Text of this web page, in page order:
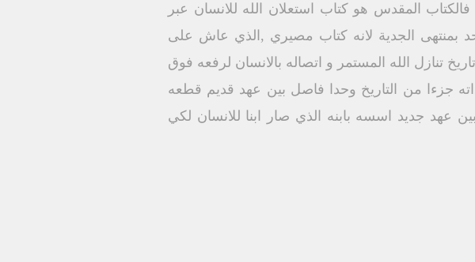
المقدس هو كتاب استعلان الله للانسان عبر
بمنتهى الجدية لانه كتاب مصيري ,الذي عاش على
تنازل الله المستمر و اتصاله بالانسان لرفعه فوق
جزءا من التاريخ وحدا فاصل بين عهد قديم قطعه
عهد جديد اسسه بابنه الذي صار ابنا للانسان لكي